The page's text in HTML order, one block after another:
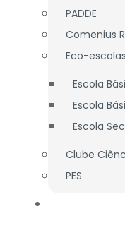
PADDE
Comenius
Eco-escolas
Escola
Escola
Escola
Clube
PES